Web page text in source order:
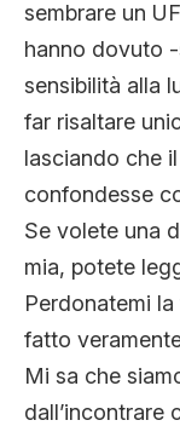
sembrare un
hanno dovuto
sensibilità alla
far risaltare
lasciando che
confondesse
Se volete una
mia, potete
Perdonatemi
fatto
Mi sa che
dall’incontrare